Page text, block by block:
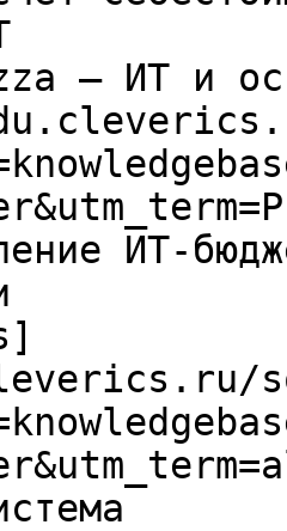
— ИТ и
ИТ-